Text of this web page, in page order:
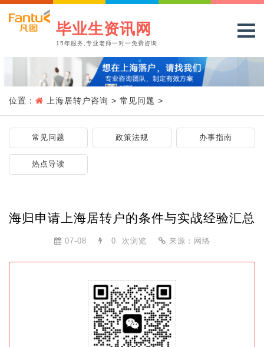
毕业生资讯网
15年服务,专业老师一对一免费咨询
位置： 上海居转户咨询 > 常见问题 >
常见问题 政策法规 办事指南
热点导读
海归申请上海居转户的条件与实战经验汇总
07-08 0 次浏览 来源：网络